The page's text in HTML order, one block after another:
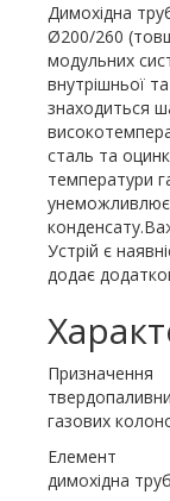
Димохідна
Ø200/260
модульних
внутрішньої
знаходиться
сталь та
температури
Устрій є
додає
газових
димохідна